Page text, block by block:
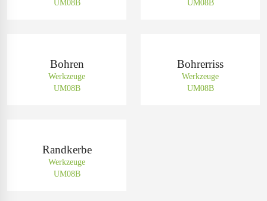
UM08B
UM08B
Bohren
Werkzeuge
UM08B
Bohrerriss
Werkzeuge
UM08B
Randkerbe
Werkzeuge
UM08B